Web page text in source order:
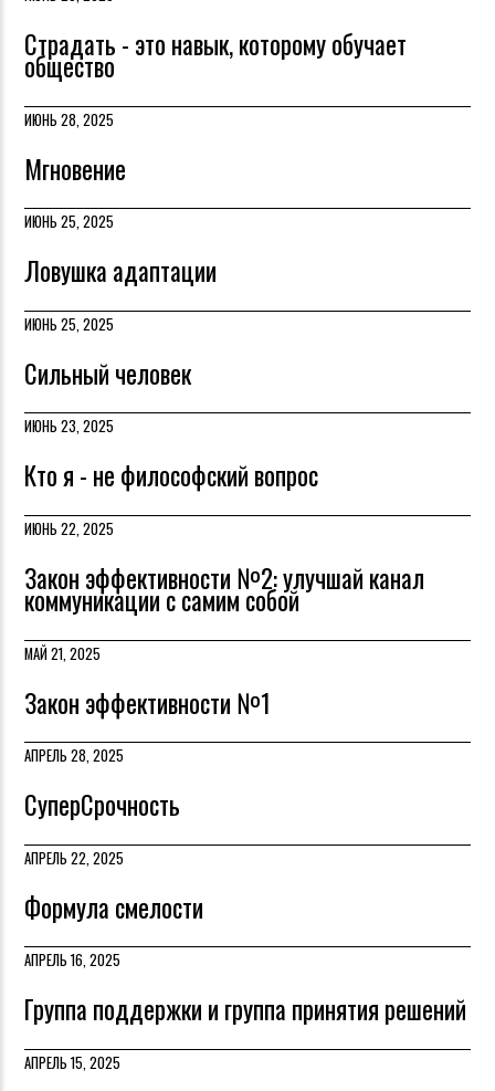
Страдать - это навык, которому обучает
общество
ИЮНЬ 28, 2025
Мгновение
ИЮНЬ 25, 2025
Ловушка адаптации
ИЮНЬ 25, 2025
Сильный человек
ИЮНЬ 23, 2025
Кто я - не философский вопрос
ИЮНЬ 22, 2025
Закон эффективности №2: улучшай канал
коммуникации с самим собой
МАЙ 21, 2025
Закон эффективности №1
АПРЕЛЬ 28, 2025
СуперСрочность
АПРЕЛЬ 22, 2025
Формула смелости
АПРЕЛЬ 16, 2025
Группа поддержки и группа принятия решений
АПРЕЛЬ 15, 2025